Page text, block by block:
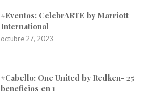
#Eventos: CelebrARTE by Marriott
International
octubre 27, 2023
#Cabello: One United by Redken- 25
beneficios en 1